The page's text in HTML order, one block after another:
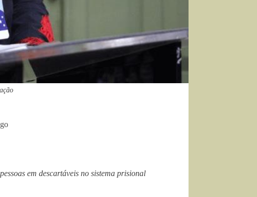
em descartáveis no sistema prisional